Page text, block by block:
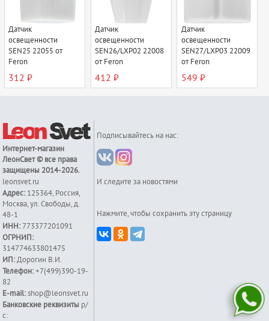
Датчик
освещенности
SEN25 22055 от
Feron
312 ₽
Датчик
освещенности
SEN26/LXР02 22008
от Feron
412 ₽
Датчик
освещенности
SEN27/LXР03 22009
от Feron
549 ₽
Интернет-магазин
ЛеонСвет© все права
защищены 2014-2026.
leonsvet.ru
Адрес: 125364, Россия,
Москва,ул. Свободы, д.
48-1
ИНН:773377201091
ОГРНИП:
314774633801475
ИП:Дорогин В.И.
Телефон: +7(499)390-19-
82
E-mail: shop@leonsvet.ru
Банковские реквизиты р/
с:
Подписывайтесь на нас:
И следите за новостями
Нажмите, чтобы сохранить эту страницу